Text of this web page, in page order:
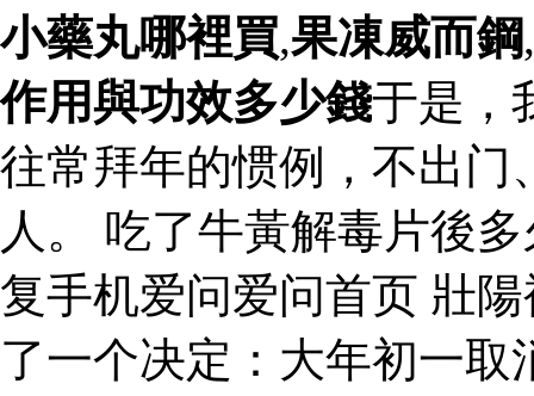
小藥丸哪裡買,果凍威而鋼,
作用與功效多少錢于是，
往常拜年的惯例，不出门
人。 吃了牛黃解毒片後
复手机爱问爱问首页 壯
了一个决定：大年初一